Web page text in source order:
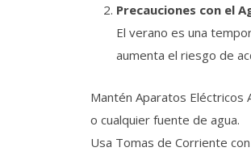
Precauciones con el
El verano es una
aumenta el riesgo de
Mantén Aparatos Eléctricos
o cualquier fuente de agua.
Usa Tomas de Corriente